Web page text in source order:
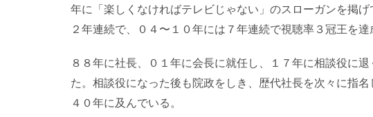
年に「楽しくなければテレビじゃない」のスローガンを掲
２年連続で、０４〜１０年には７年連続で視聴率３冠王を達
８８年に社長、０１年に会長に就任し、１７年に相談役に
た。相談役になった後も院政をしき、歴代社長を次々に指
４０年に及んでいる。